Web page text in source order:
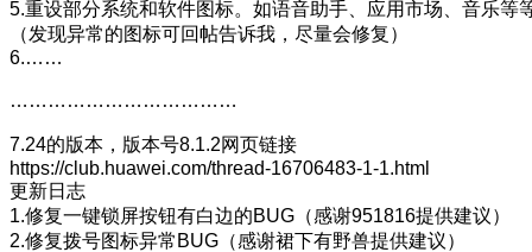
5.重设部分系统和软件图标。如语音助手、应用市场、音乐等
（发现异常的图标可回帖告诉我，尽量会修复）
6.……
………………………………
7.24的版本，版本号8.1.2网页链接
https://club.huawei.com/thread-16706483-1-1.html
更新日志
1.修复一键锁屏按钮有白边的BUG（感谢951816提供建议）
2.修复拨号图标异常BUG（感谢裙下有野兽提供建议）